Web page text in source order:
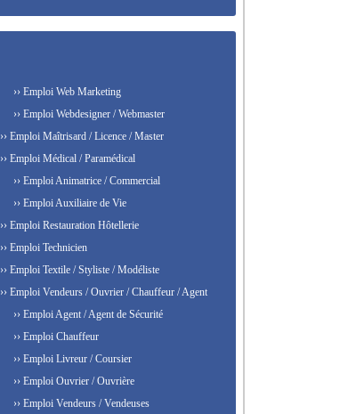
›› Emploi Web Marketing
›› Emploi Webdesigner / Webmaster
›› Emploi Maîtrisard / Licence / Master
›› Emploi Médical / Paramédical
›› Emploi Animatrice / Commercial
›› Emploi Auxiliaire de Vie
›› Emploi Restauration Hôtellerie
›› Emploi Technicien
›› Emploi Textile / Styliste / Modéliste
›› Emploi Vendeurs / Ouvrier / Chauffeur / Agent
›› Emploi Agent / Agent de Sécurité
›› Emploi Chauffeur
›› Emploi Livreur / Coursier
›› Emploi Ouvrier / Ouvrière
›› Emploi Vendeurs / Vendeuses